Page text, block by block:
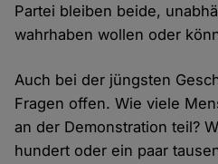
Partei bleiben beide,
wahrhaben wollen oder
Auch bei der jüngsten
Fragen offen. Wie viele
an der Demonstration teil?
hundert oder ein paar